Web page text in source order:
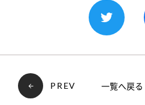
PREV 一覧へ戻る